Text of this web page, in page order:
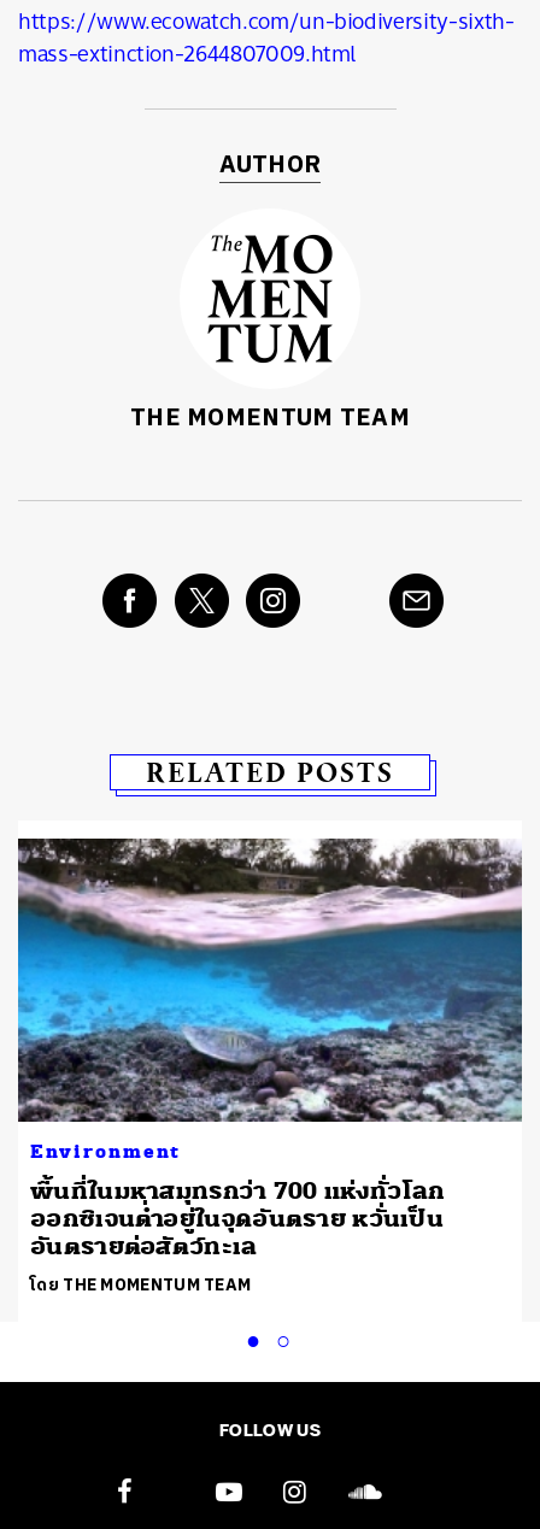
https://www.ecowatch.com/un-biodiversity-sixth-
mass-extinction-2644807009.html
AUTHOR
THE MOMENTUM TEAM
RELATED POSTS
Environment
พื้นที่ในมหาสมุทรกว่า 700 แห่งทั่วโลก
ออกซิเจนต่ำอยู่ในจุดอันตราย หวั่นเป็น
อันตรายต่อสัตว์ทะเล
โดย THE MOMENTUM TEAM
FOLLOW US